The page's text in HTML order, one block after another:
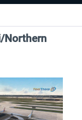
Northern